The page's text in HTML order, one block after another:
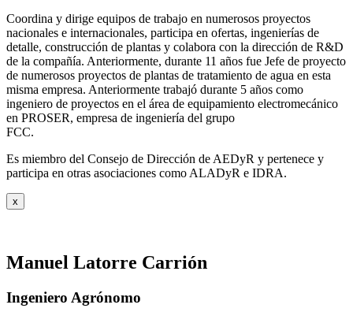
Coordina y dirige equipos de trabajo en numerosos proyectos
nacionales e internacionales, participa en ofertas, ingenierías de
detalle, construcción de plantas y colabora con la dirección de R&D
de la compañía. Anteriormente, durante 11 años fue Jefe de proyecto
de numerosos proyectos de plantas de tratamiento de agua en esta
misma empresa. Anteriormente trabajó durante 5 años como
ingeniero de proyectos en el área de equipamiento electromecánico
en PROSER, empresa de ingeniería del grupo
FCC.
Es miembro del Consejo de Dirección de AEDyR y pertenece y
participa en otras asociaciones como ALADyR e IDRA.
x
Manuel Latorre Carrión
Ingeniero Agrónomo